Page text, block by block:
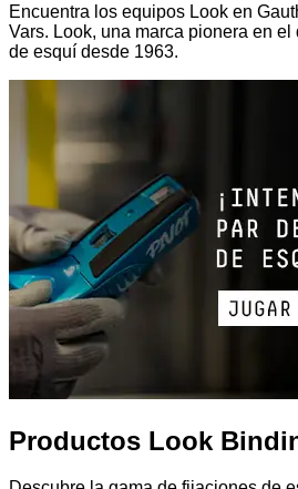
Encuentra los equipos Look en
Vars. Look, una marca pionera en
de esquí desde 1963.
Productos Look